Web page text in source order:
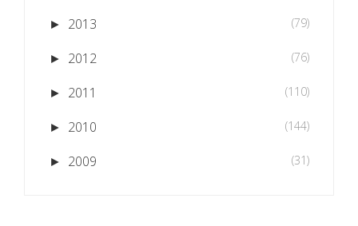
► 2013 (79)
► 2012 (76)
► 2011 (110)
► 2010 (144)
► 2009 (31)